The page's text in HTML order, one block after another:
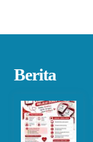
Berita